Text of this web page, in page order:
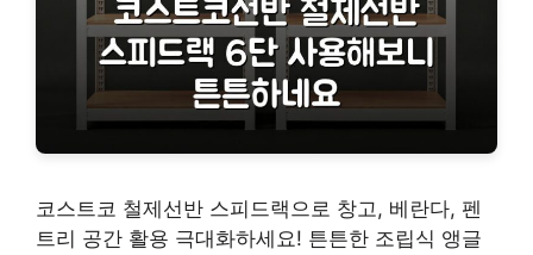
코스트코 철제선반 스피드랙으로 창고, 베란다, 펜
트리 공간 활용 극대화하세요! 튼튼한 조립식 앵글